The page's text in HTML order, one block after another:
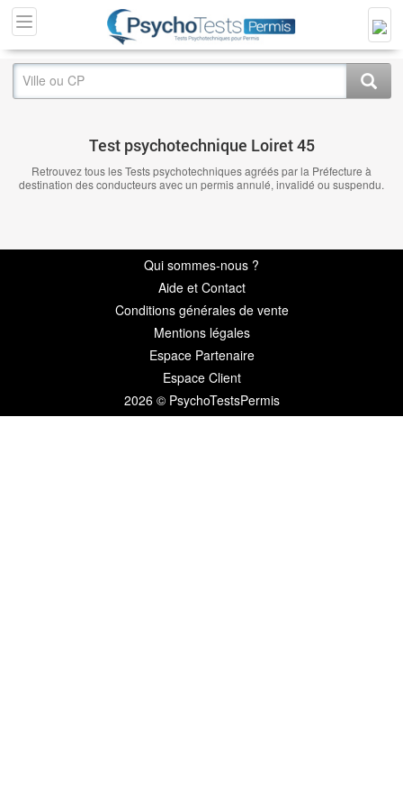
Test psychotechnique Loiret 45
Retrouvez tous les Tests psychotechniques agréés par la Préfecture à
destination des conducteurs avec un permis annulé, invalidé ou suspendu.
Qui sommes-nous ?
Aide et Contact
Conditions générales de vente
Mentions légales
Espace Partenaire
Espace Client
2026 © PsychoTestsPermis